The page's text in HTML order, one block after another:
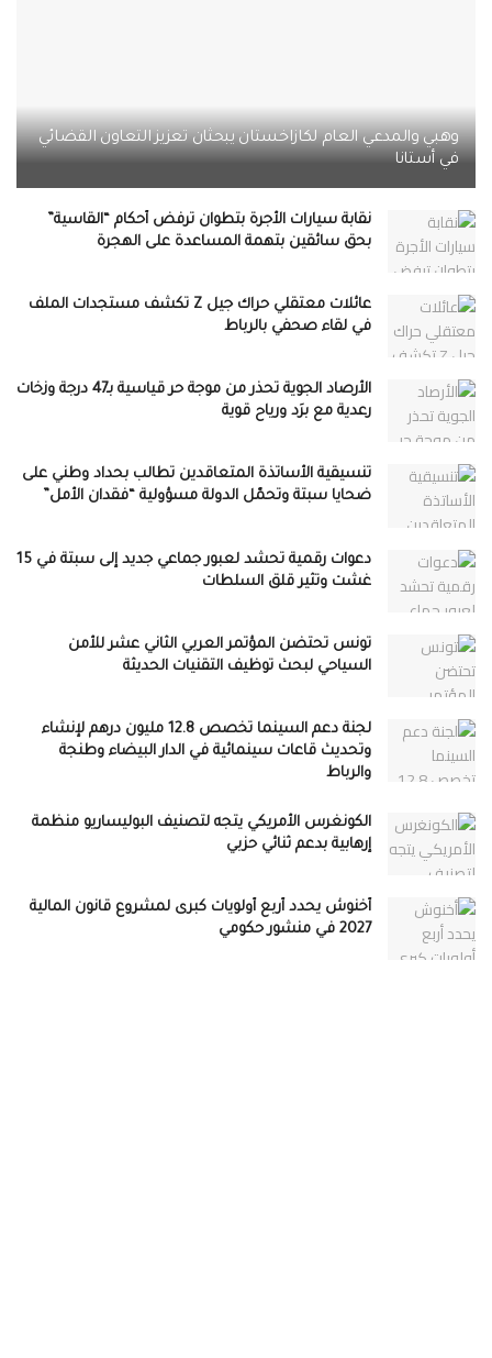
وهبي والمدعي العام لكازاخستان يبحثان تعزيز التعاون القضائي
في أستانا
نقابة سيارات الأجرة بتطوان ترفض أحكام “القاسية”
بحق سائقين بتهمة المساعدة على الهجرة
عائلات معتقلي حراك جيل Z تكشف مستجدات الملف
في لقاء صحفي بالرباط
الأرصاد الجوية تحذر من موجة حر قياسية بـ47 درجة وزخات
رعدية مع برَد ورياح قوية
تنسيقية الأساتذة المتعاقدين تطالب بحداد وطني على
ضحايا سبتة وتحمّل الدولة مسؤولية “فقدان الأمل”
دعوات رقمية تحشد لعبور جماعي جديد إلى سبتة في 15
غشت وتثير قلق السلطات
تونس تحتضن المؤتمر العربي الثاني عشر للأمن
السياحي لبحث توظيف التقنيات الحديثة
لجنة دعم السينما تخصص 12.8 مليون درهم لإنشاء
وتحديث قاعات سينمائية في الدار البيضاء وطنجة
والرباط
الكونغرس الأمريكي يتجه لتصنيف البوليساريو منظمة
إرهابية بدعم ثنائي حزبي
أخنوش يحدد أربع أولويات كبرى لمشروع قانون المالية
2027 في منشور حكومي